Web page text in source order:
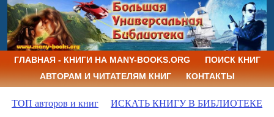
ГЛАВНАЯ - КНИГИ НА MANY-BOOKS.ORG
ПОИСК КНИГ
АВТОРАМ И ЧИТАТЕЛЯМ КНИГ
КОНТАКТЫ
ТОП авторов и книг ИСКАТЬ КНИГУ В БИБЛИОТЕКЕ